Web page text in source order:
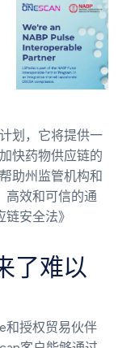
划，它将提供一
快药物供应链的
助州监管机构和
高效和可信的通
安全法》
了难以
和授权贸易伙伴